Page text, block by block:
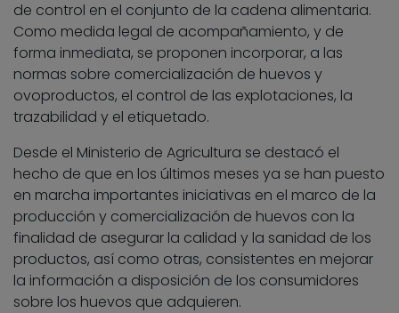
de control en el conjunto de la cadena alimentaria.
Como medida legal de acompañamiento, y de
forma inmediata, se proponen incorporar, a las
normas sobre comercialización de huevos y
ovoproductos, el control de las explotaciones, la
trazabilidad y el etiquetado.
Desde el Ministerio de Agricultura se destacó el
hecho de que en los últimos meses ya se han puesto
en marcha importantes iniciativas en el marco de la
producción y comercialización de huevos con la
finalidad de asegurar la calidad y la sanidad de los
productos, así como otras, consistentes en mejorar
la información a disposición de los consumidores
sobre los huevos que adquieren.